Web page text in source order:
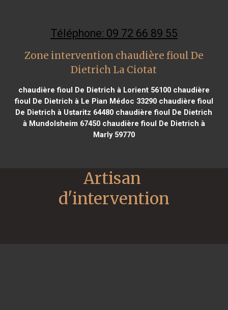
Téléphone: 09 72 66 89 55
Zone intervention chaudière fioul De
Dietrich La Ciotat
chaudière fioul De Dietrich à Lorient 56100chaudière
fioul De Dietrich à Le Pian Médoc 33290chaudière fioul
De Dietrich à Ustaritz 64480 chaudière fioul De Dietrich
à Mundolsheim 67450chaudière fioul De Dietrich à
Marly 59770
Artisan
d'intervention